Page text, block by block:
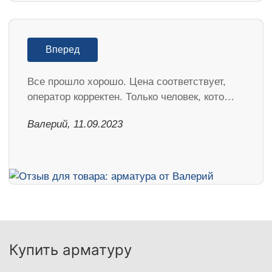
Вперед
Все прошло хорошо. Цена соответствует,
оператор корректен. Только человек, кото…
Валерий, 11.09.2023
Купить арматуру